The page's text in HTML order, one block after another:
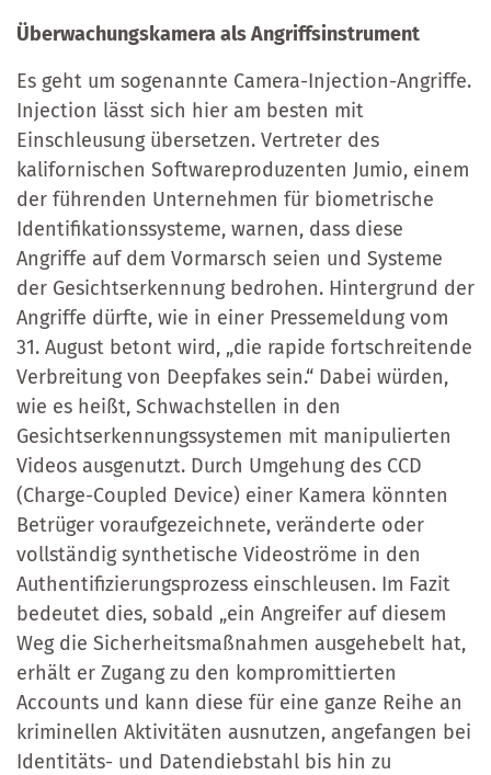
Überwachungskamera als Angriffsinstrument
Es geht um sogenannte Camera-Injection-Angriffe.
Injection lässt sich hier am besten mit
Einschleusung übersetzen. Vertreter des
kalifornischen Softwareproduzenten Jumio, einem
der führenden Unternehmen für biometrische
Identifikationssysteme, warnen, dass diese
Angriffe auf dem Vormarsch seien und Systeme
der Gesichtserkennung bedrohen. Hintergrund der
Angriffe dürfte, wie in einer Pressemeldung vom
31. August betont wird, „die rapide fortschreitende
Verbreitung von Deepfakes sein.“ Dabei würden,
wie es heißt, Schwachstellen in den
Gesichtserkennungssystemen mit manipulierten
Videos ausgenutzt. Durch Umgehung des CCD
(Charge-Coupled Device) einer Kamera könnten
Betrüger voraufgezeichnete, veränderte oder
vollständig synthetische Videoströme in den
Authentifizierungsprozess einschleusen. Im Fazit
bedeutet dies, sobald „ein Angreifer auf diesem
Weg die Sicherheitsmaßnahmen ausgehebelt hat,
erhält er Zugang zu den kompromittierten
Accounts und kann diese für eine ganze Reihe an
kriminellen Aktivitäten ausnutzen, angefangen bei
Identitäts- und Datendiebstahl bis hin zu